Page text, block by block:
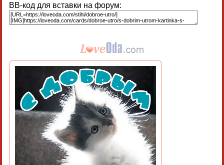
BB-код для вставки на форум: